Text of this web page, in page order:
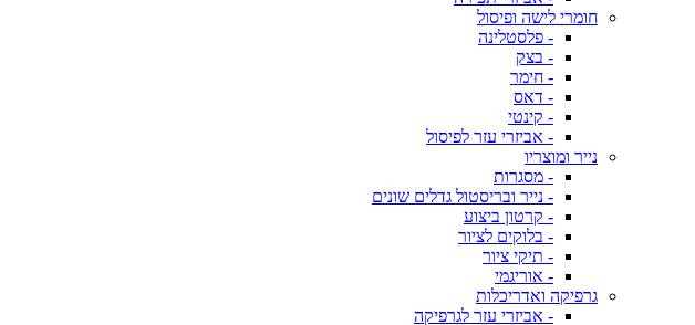
חומרי לישה ופיסול
- פלסטלינה
- בצק
- חימר
- דאס
- קינטי
- אביזרי עזר לפיסול
נייר ומוצריו
- מסגרות
- נייר ובריסטול גדלים שונים
- קרטון ביצוע
- בלוקים לציור
- תיקי ציור
- אוריגמי
גרפיקה ואדריכלות
- אביזרי עזר לגרפיקה